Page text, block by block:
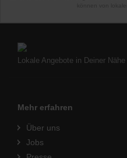
Lokale Angebote in Deiner Nähe
Mehr erfahren
Über uns
Jobs